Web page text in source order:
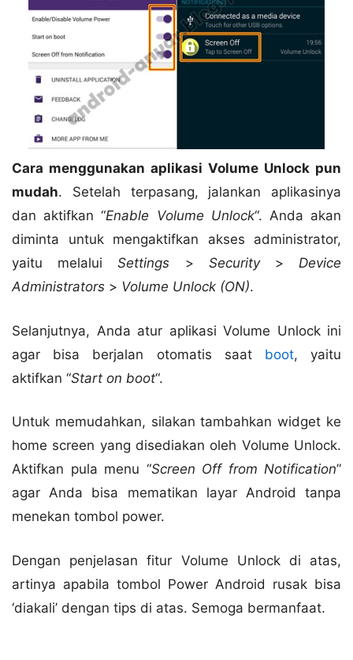
Cara menggunakan aplikasi Volume Unlock pun
mudah. Setelah terpasang, jalankan aplikasinya
dan aktifkan “Enable Volume Unlock“. Anda akan
diminta untuk mengaktifkan akses administrator,
yaitu melaluiSettings > Security>Device
Administrators > Volume Unlock (ON).
Selanjutnya, Anda atur aplikasi Volume Unlock ini
agar bisa berjalan otomatis saat boot, yaitu
aktifkan “Start on boot“.
Untuk memudahkan, silakan tambahkan widget ke
home screen yang disediakan oleh Volume Unlock.
Aktifkan pula menu “Screen Off from Notification”
agar Anda bisa mematikan layar Android tanpa
menekan tombol power.
Dengan penjelasan fitur Volume Unlock di atas,
artinya apabila tombol Power Android rusak bisa
‘diakali’ dengan tips di atas. Semoga bermanfaat.